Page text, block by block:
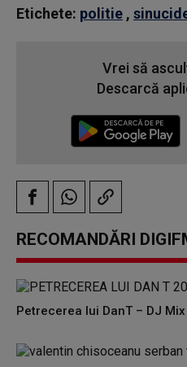
Etichete: politie ,
Vrei să
Descarcă
RECOMANDĂRI
Petrecerea lui DanT – DJ